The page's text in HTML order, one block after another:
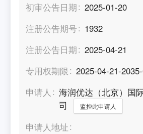
初审公告日期
2025-01-20
注册公告期号
1932
注册公告日期
2025-04-21
专用权期限
2025-04-21-
申请人
海润优达（北京）国
司
监控此申请人
申请人地址